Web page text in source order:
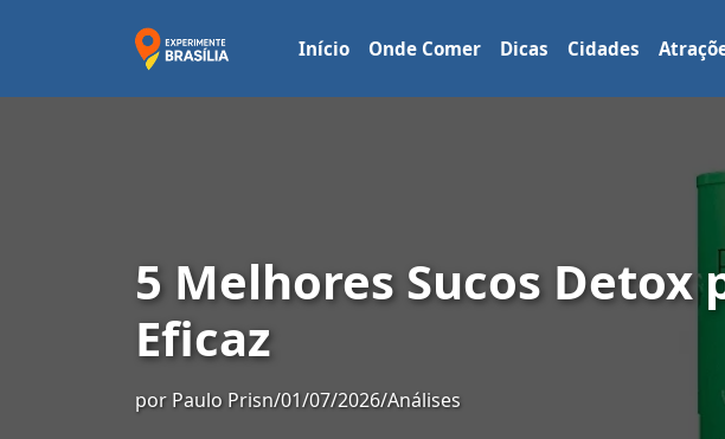
Início Onde Comer Dicas Cidades
5 Melhores Sucos Detox
Eficaz
por Paulo Prisn/01/07/2026/Análises